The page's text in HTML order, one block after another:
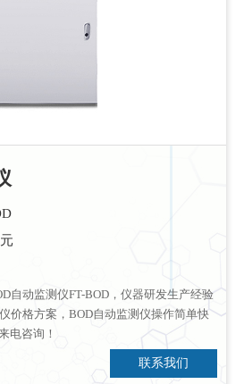
自动监测仪FT-BOD，仪器研发生产经验
价格方案，BOD自动监测仪操作简单快
电咨询！
联系我们